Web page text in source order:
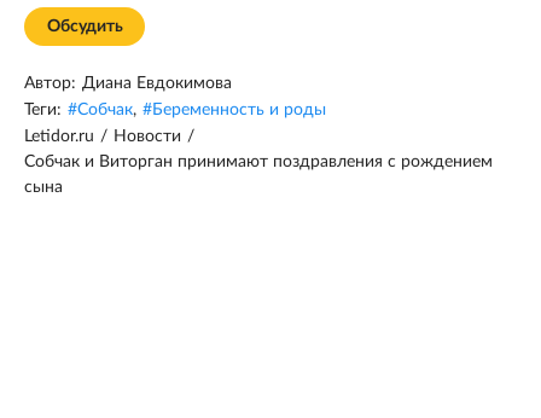
Обсудить
Автор: Диана Евдокимова
Теги: #Собчак, #Беременность и роды
Letidor.ru / Новости /
Собчак и Виторган принимают поздравления с рождением
сына